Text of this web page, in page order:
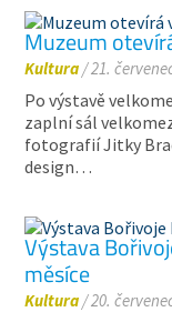
Muzeum
Kultura/ 21.
Po výstavě
zaplní sál
fotografií Jitky
design…
Výstava
měsíce
Kultura/ 20.